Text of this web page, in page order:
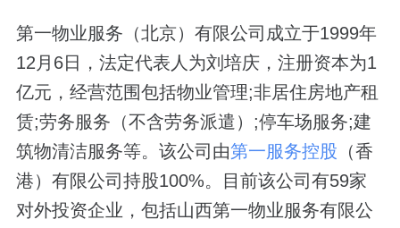
第一物业服务（北京）有限公司成立于1999年
12月6日，法定代表人为刘培庆，注册资本为1
亿元，经营范围包括物业管理;非居住房地产租
赁;劳务服务（不含劳务派遣）;停车场服务;建
筑物清洁服务等。该公司由第一服务控股 （香
港）有限公司持股100%。目前该公司有59家
对外投资企业，包括山西第一物业服务有限公